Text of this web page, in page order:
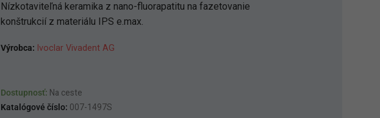
Nízkotaviteľná keramika z nano-fluorapatitu na fazetovanie
konštrukcií z materiálu IPS e.max.
Výrobca: Ivoclar Vivadent AG
Dostupnosť: Na ceste
Katalógové číslo: 007-1497S